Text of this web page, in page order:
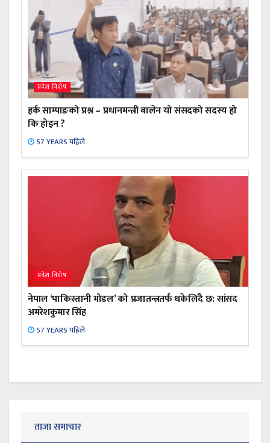
प्रदेश विशेष
हर्क साम्पाङको प्रश्न – प्रधानमन्त्री बालेन यो संसदको सदस्य हो
कि होइन ?
57 YEARS पहिले
प्रदेश विशेष
नेपाल ‘पाकिस्तानी मोडल’ को प्रजातन्त्रतर्फ धकेलिँदै छ: सांसद
अमरेशकुमार सिंह
57 YEARS पहिले
ताजा समाचार